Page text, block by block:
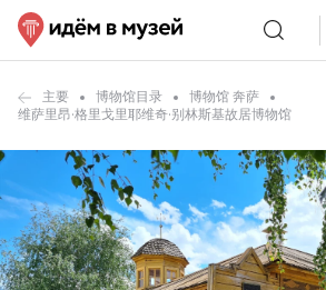
主要 博物馆目录
博物馆 奔萨
维萨里昂·格里戈里耶维奇·别林斯基故居博物馆